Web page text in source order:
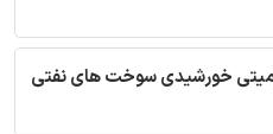
خورشیدی سوخت های نفتی